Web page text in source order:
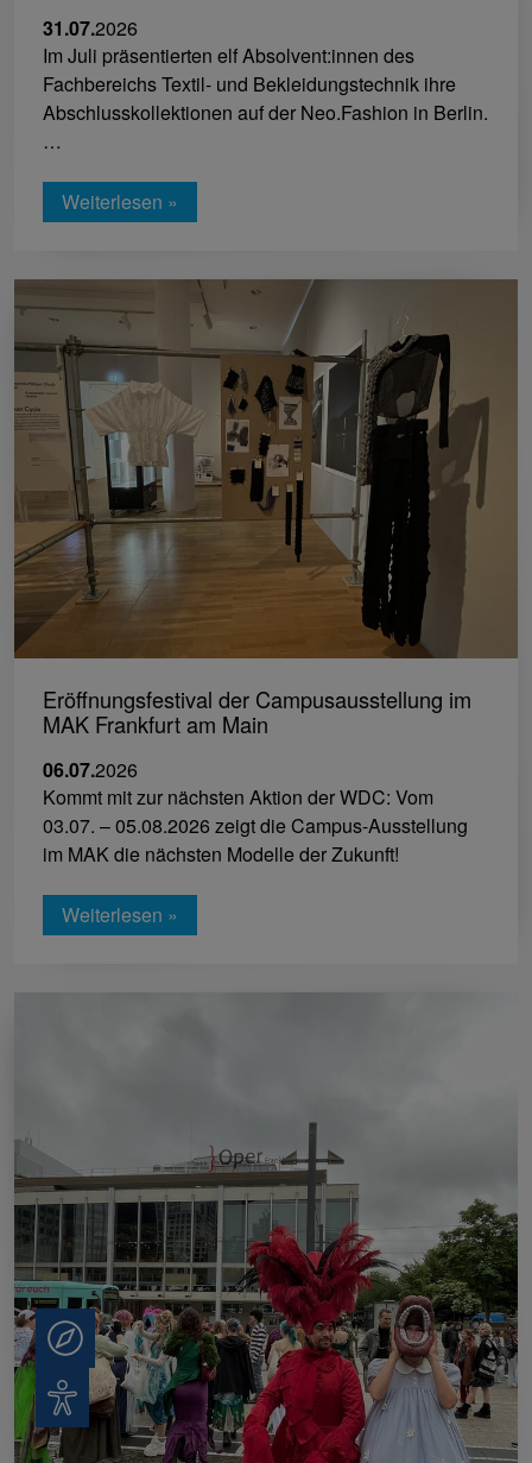
31.07.2026
Im Juli präsentierten elf Absolvent:innen des
Fachbereichs Textil- und Bekleidungstechnik ihre
Abschlusskollektionen auf der Neo.Fashion in Berlin.
…
Weiterlesen »
Eröffnungsfestival der Campusausstellung im
MAK Frankfurt am Main
06.07.2026
Kommt mit zur nächsten Aktion der WDC: Vom
03.07. – 05.08.2026 zeigt die Campus-Ausstellung
im MAK die nächsten Modelle der Zukunft!
Weiterlesen »
Beratung
Barrierefreiheit